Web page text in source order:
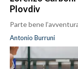
Plovdiv
Parte bene
Antonio Burruni